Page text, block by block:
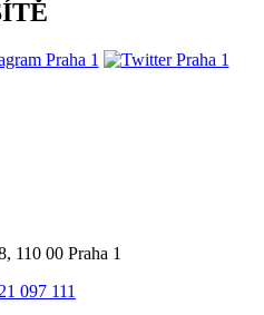
110 00 Praha 1
097 111